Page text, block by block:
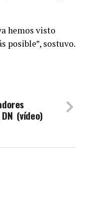
hemos visto
posible”, sostuvo.
(vídeo)